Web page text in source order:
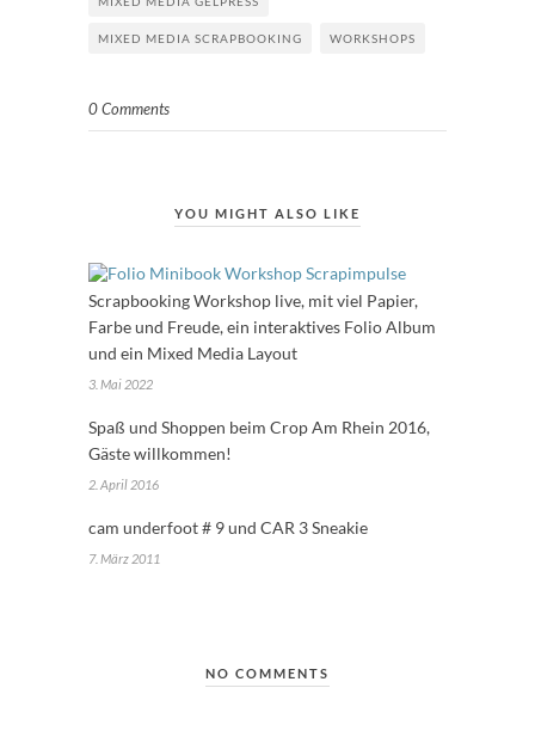
MIXED MEDIA SCRAPBOOKING WORKSHOPS
0 Comments
YOU MIGHT ALSO LIKE
Scrapbooking Workshop live, mit viel Papier,
Farbe und Freude, ein interaktives Folio Album
und ein Mixed Media Layout
3. Mai 2022
Spaß und Shoppen beim Crop Am Rhein 2016,
Gäste willkommen!
2. April 2016
cam underfoot # 9 und CAR 3 Sneakie
7. März 2011
NO COMMENTS